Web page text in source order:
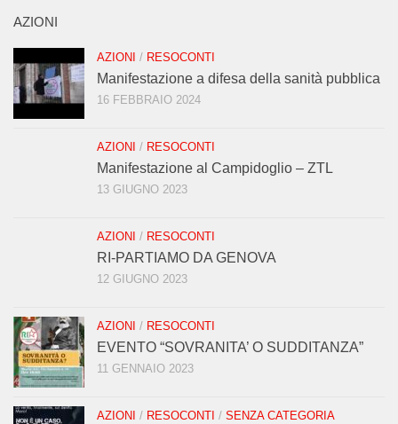
AZIONI
AZIONI / RESOCONTI
Manifestazione a difesa della sanità pubblica
16 FEBBRAIO 2024
AZIONI / RESOCONTI
Manifestazione al Campidoglio – ZTL
13 GIUGNO 2023
AZIONI / RESOCONTI
RI-PARTIAMO DA GENOVA
12 GIUGNO 2023
AZIONI / RESOCONTI
EVENTO “SOVRANITA’ O SUDDITANZA”
11 GENNAIO 2023
AZIONI / RESOCONTI / SENZA CATEGORIA